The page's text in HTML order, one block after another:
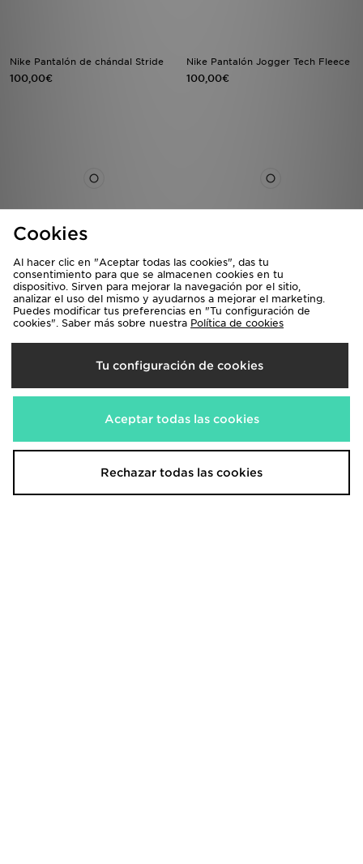
Nike Pantalón de chándal Stride
100,00€
Nike Pantalón Jogger Tech Fleece
100,00€
Nike Pantalones de chándal Tech
Pro Fleece
120,00€
Nike UNLIMITED CARGO PANTS
85,00€
Cookies
Al hacer clic en "Aceptar todas las cookies", das tu
consentimiento para que se almacenen cookies en tu
dispositivo. Sirven para mejorar la navegación por el sitio,
analizar el uso del mismo y ayudarnos a mejorar el marketing.
Puedes modificar tus preferencias en "Tu configuración de
cookies". Saber más sobre nuestra Política de cookies
Tu configuración de cookies
Aceptar todas las cookies
Rechazar todas las cookies